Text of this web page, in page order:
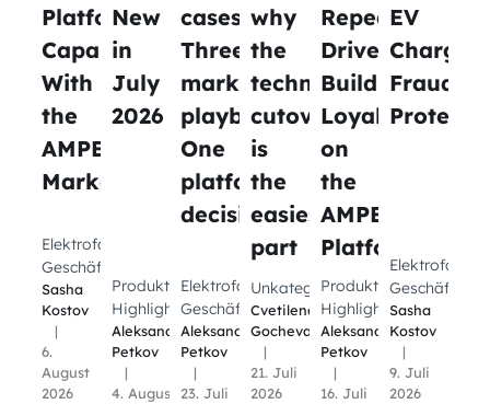
Platform’s
Capabilities
With
the
AMPECO
Marketplace
Elektrofahrzeuglade-
Geschäft
Sasha
Kostov
|
6.
August
2026
New
in
July
2026
Produkt-
Highlights
Aleksandar
Petkov
|
4. August
cases.
Three
marketing
playbooks.
One
platform
decision.
Elektrofahrzeuglade-
Geschäft
Aleksandar
Petkov
|
23. Juli
why
the
technical
cutover
is
the
easiest
part
Unkategorisiert
Cvetilena
Gocheva
|
21. Juli
2026
Repeat
Driver:
Building
Loyalty
on
the
AMPECO
Platform
Produkt-
Highlights
Aleksandar
Petkov
|
16. Juli
EV
Fraud
Geschäft
Sasha
Kostov
|
9. Juli
2026